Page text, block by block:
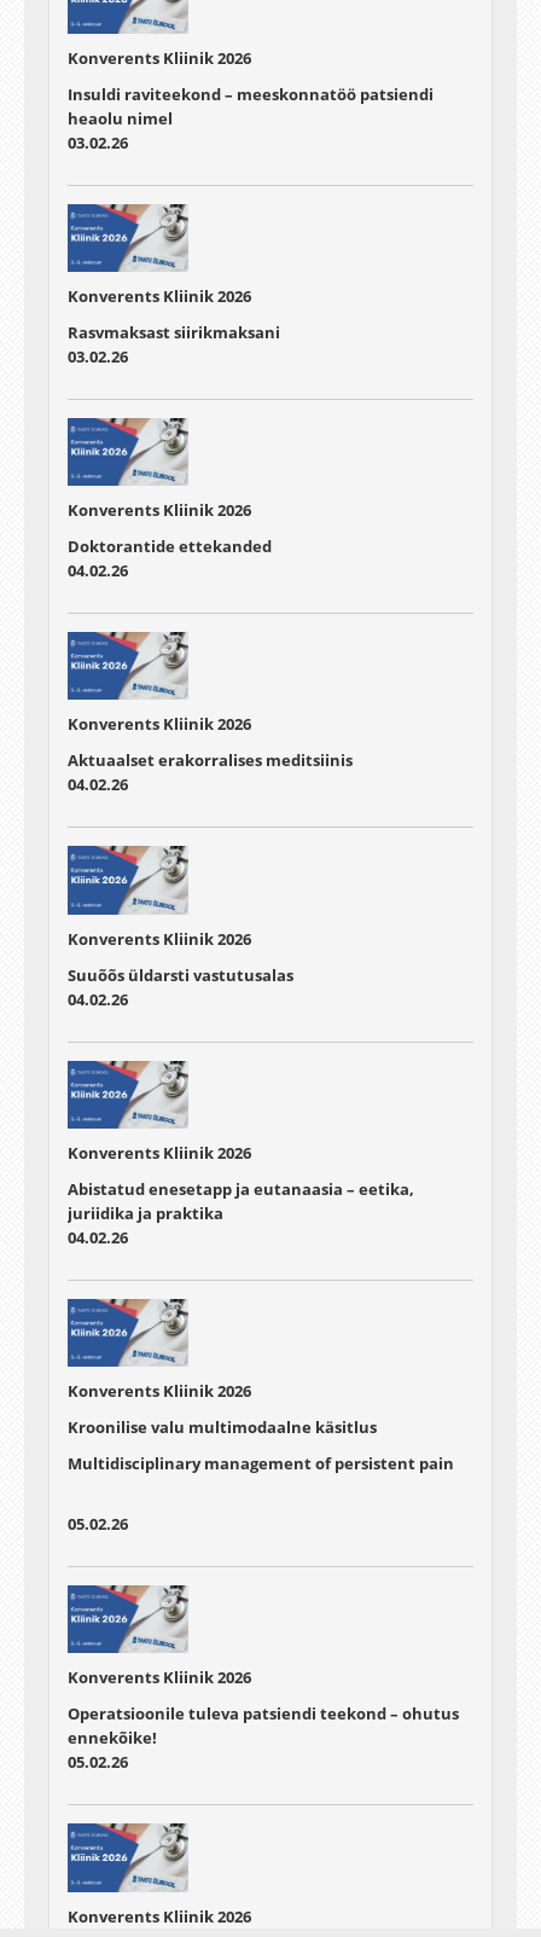
Konverents Kliinik 2026
Insuldi raviteekond – meeskonnatöö patsiendi
heaolu nimel
03.02.26
Konverents Kliinik 2026
Rasvmaksast siirikmaksani
03.02.26
Konverents Kliinik 2026
Doktorantide ettekanded
04.02.26
Konverents Kliinik 2026
Aktuaalset erakorralises meditsiinis
04.02.26
Konverents Kliinik 2026
Suuõõs üldarsti vastutusalas
04.02.26
Konverents Kliinik 2026
Abistatud enesetapp ja eutanaasia – eetika,
juriidika ja praktika
04.02.26
Konverents Kliinik 2026
Kroonilise valu multimodaalne käsitlus
Multidisciplinary management of persistent pain
05.02.26
Konverents Kliinik 2026
Operatsioonile tuleva patsiendi teekond – ohutus
ennekõike!
05.02.26
Konverents Kliinik 2026